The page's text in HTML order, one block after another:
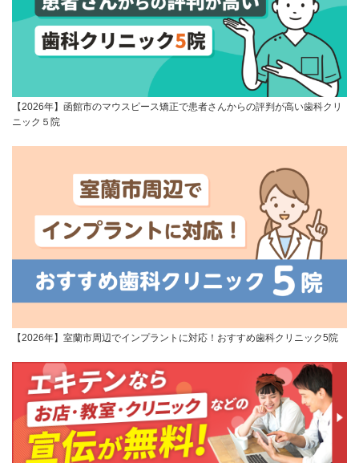
【2026年】函館市のマウスピース矯正で患者さんからの評判が高い歯科クリ
ニック５院
【2026年】室蘭市周辺でインプラントに対応！おすすめ歯科クリニック5院